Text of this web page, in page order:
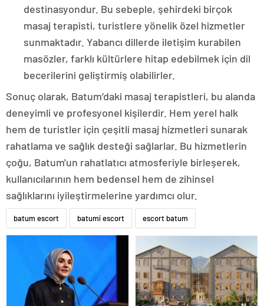
destinasyondur. Bu sebeple, şehirdeki birçok
masaj terapisti, turistlere yönelik özel hizmetler
sunmaktadır. Yabancı dillerde iletişim kurabilen
masözler, farklı kültürlere hitap edebilmek için dil
becerilerini geliştirmiş olabilirler.
Sonuç olarak, Batum’daki masaj terapistleri, bu alanda
deneyimli ve profesyonel kişilerdir. Hem yerel halk
hem de turistler için çeşitli masaj hizmetleri sunarak
rahatlama ve sağlık desteği sağlarlar. Bu hizmetlerin
çoğu, Batum'un rahatlatıcı atmosferiyle birleşerek,
kullanıcılarının hem bedensel hem de zihinsel
sağlıklarını iyileştirmelerine yardımcı olur.
batum escort batumi escort escort batum